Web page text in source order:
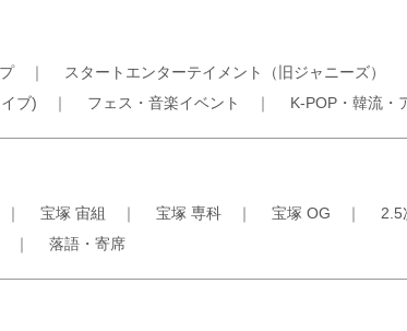
｜ スタートエンターテイメント（旧ジャニーズ）
ブ) ｜ フェス・音楽イベント ｜ K-POP・韓流・
｜ 宝塚 宙組 ｜ 宝塚 専科 ｜ 宝塚 OG ｜ 2.5
｜ 落語・寄席